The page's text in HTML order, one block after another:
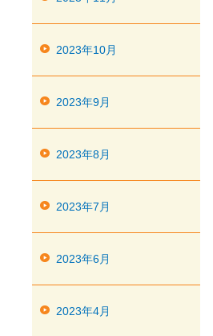
2023年10月
2023年9月
2023年8月
2023年7月
2023年6月
2023年4月